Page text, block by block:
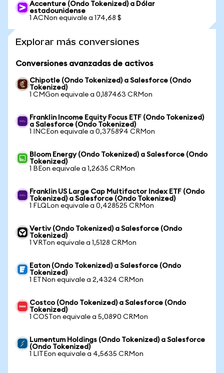
Accenture (Ondo Tokenized) a Dólar
estadounidense
1 ACNon equivale a 174,68 $
Explorar más conversiones
Conversiones avanzadas de activos
Chipotle (Ondo Tokenized) a Salesforce (Ondo
Tokenized)
1 CMGon equivale a 0,187463 CRMon
Franklin Income Equity Focus ETF (Ondo Tokenized)
a Salesforce (Ondo Tokenized)
1 INCEon equivale a 0,375894 CRMon
Bloom Energy (Ondo Tokenized) a Salesforce (Ondo
Tokenized)
1 BEon equivale a 1,2635 CRMon
Franklin US Large Cap Multifactor Index ETF (Ondo
Tokenized) a Salesforce (Ondo Tokenized)
1 FLQLon equivale a 0,428525 CRMon
Vertiv (Ondo Tokenized) a Salesforce (Ondo
Tokenized)
1 VRTon equivale a 1,5128 CRMon
Eaton (Ondo Tokenized) a Salesforce (Ondo
Tokenized)
1 ETNon equivale a 2,4324 CRMon
Costco (Ondo Tokenized) a Salesforce (Ondo
Tokenized)
1 COSTon equivale a 5,0890 CRMon
Lumentum Holdings (Ondo Tokenized) a Salesforce
(Ondo Tokenized)
1 LITEon equivale a 4,5635 CRMon